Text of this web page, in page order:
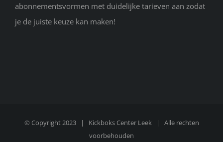
abonnementsvormen met duidelijke tarieven aan zodat
je de juiste keuze kan maken!
© Copyright 2023 | Kickboks Center Leek | Alle rechten
voorbehouden